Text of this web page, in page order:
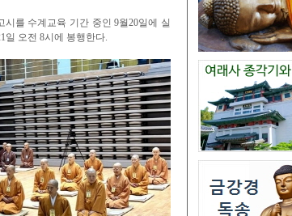
를 수계교육 기간 중인 9월20일에 실
일 오전 8시에 봉행한다.